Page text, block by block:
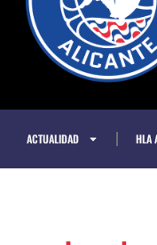
ACTUALIDAD HLA